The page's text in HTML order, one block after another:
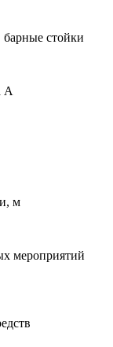
стойки
А
м
мероприятий